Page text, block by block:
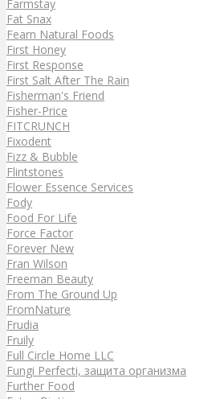
Farmstay
Fat Snax
Fearn Natural Foods
First Honey
First Response
First Salt After The Rain
Fisherman's Friend
Fisher-Price
FITCRUNCH
Fixodent
Fizz & Bubble
Flintstones
Flower Essence Services
Fody
Food For Life
Force Factor
Forever New
Fran Wilson
Freeman Beauty
From The Ground Up
FromNature
Frudia
Fruily
Full Circle Home LLC
Fungi Perfecti, защита организма
Further Food